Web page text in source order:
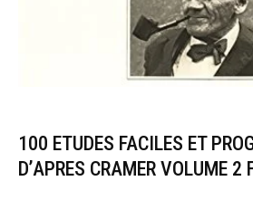
100 ETUDES FACILES ET
D’APRES CRAMER VOLUME 2